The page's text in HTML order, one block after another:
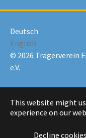
This website might
experience on our
Decline cookies
Deutsch
English
© 2026 Trägerverein
e.V.